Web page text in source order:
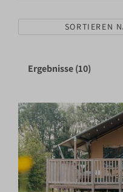
SORTIEREN
Ergebnisse (10)